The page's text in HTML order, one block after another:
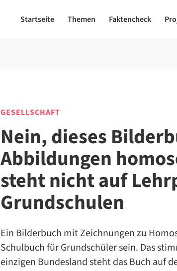
Startseite Themen Faktencheck
GESELLSCHAFT
Nein, dieses
Abbildungen
steht nicht auf
Grundschulen
Ein Bilderbuch mit Zeichnungen zu
Schulbuch für Grundschüler sein. Das
einzigen Bundesland steht das Buch auf